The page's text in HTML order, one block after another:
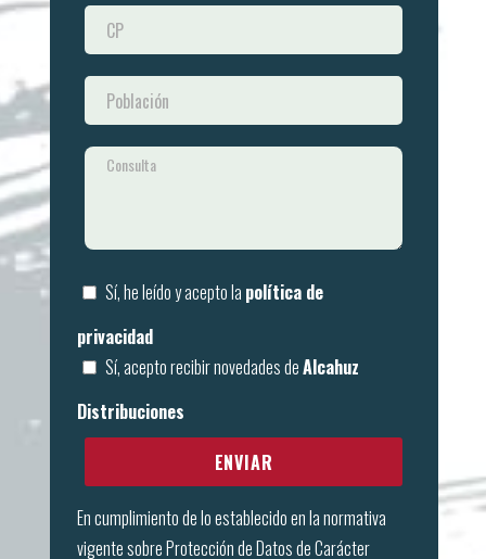
Sí, he leído y acepto la política de
privacidad
Sí, acepto recibir novedades deAlcahuz
Distribuciones
En cumplimiento de lo establecido en la normativa
vigente sobre Protección de Datos de Carácter